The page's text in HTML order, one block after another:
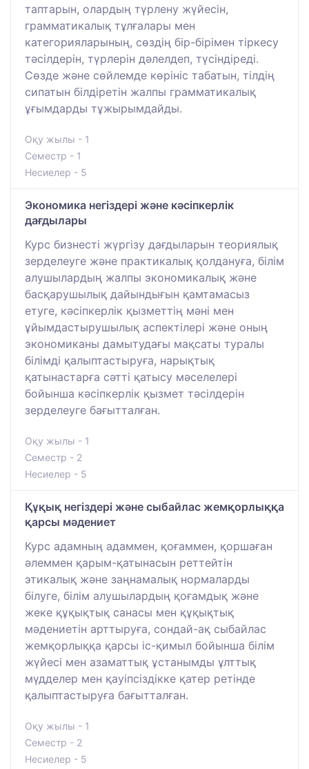
таптарын, олардың түрлену жүйесін,
грамматикалық тұлғалары мен
категорияларының, сөздің бір-бірімен тіркесу
тәсілдерін, түрлерін дәлелдеп, түсіндіреді.
Сөзде және сөйлемде көрініс табатын, тілдің
сипатын білдіретін жалпы грамматикалық
ұғымдарды тұжырымдайды.
Оқу жылы - 1
Семестр - 1
Несиелер - 5
Экономика негіздері және кәсіпкерлік
дағдылары
Курс бизнесті жүргізу дағдыларын теориялық
зерделеуге және практикалық қолдануға, білім
алушылардың жалпы экономикалық және
басқарушылық дайындығын қамтамасыз
етуге, кәсіпкерлік қызметтің мәні мен
ұйымдастырушылық аспектілері және оның
экономиканы дамытудағы мақсаты туралы
білімді қалыптастыруға, нарықтық
қатынастарға сәтті қатысу мәселелері
бойынша кәсіпкерлік қызмет тәсілдерін
зерделеуге бағытталған.
Оқу жылы - 1
Семестр - 2
Несиелер - 5
Құқық негіздері және сыбайлас жемқорлыққа
қарсы мәдениет
Курс адамның адаммен, қоғаммен, қоршаған
әлеммен қарым-қатынасын реттейтін
этикалық және заңнамалық нормаларды
білуге, білім алушылардың қоғамдық және
жеке құқықтық санасы мен құқықтық
мәдениетін арттыруға, сондай-ақ сыбайлас
жемқорлыққа қарсы іс-қимыл бойынша білім
жүйесі мен азаматтық ұстанымды ұлттық
мүдделер мен қауіпсіздікке қатер ретінде
қалыптастыруға бағытталған.
Оқу жылы - 1
Семестр - 2
Несиелер - 5